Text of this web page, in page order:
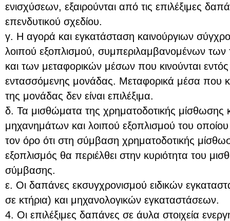
ενισχύσεων, εξαιρούνται από τις επιλέξιμες
επενδυτικού σχεδίου.
γ. Η αγορά και εγκατάσταση καινούργιων
λοιπού εξοπλισμού, συμπεριλαμβανομένων των
και των μεταφορικών μέσων που κινούνται
εντασσόμενης μονάδας. Μεταφορικά μέσα που
της μονάδας δεν είναι επιλέξιμα.
δ. Τα μισθώματα της χρηματοδοτικής μίσθωσης
μηχανημάτων και λοιπού εξοπλισμού του
τον όρο ότι στη σύμβαση χρηματοδοτικής
εξοπλισμός θα περιέλθει στην κυριότητα του
σύμβασης.
ε. Οι δαπάνες εκσυγχρονισμού ειδικών
σε κτήρια) και μηχανολογικών εγκαταστάσεων.
4. Οι επιλέξιμες δαπάνες σε άυλα στοιχεία